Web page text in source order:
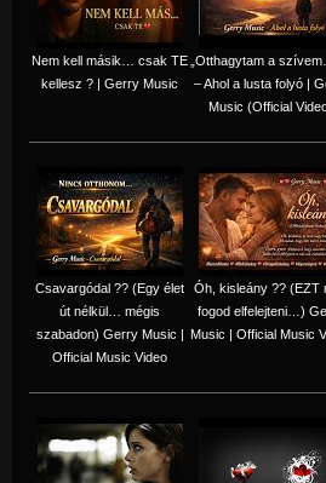
Nem kell másik… csak TE
kellesz ? | Gerry Music
„Otthagytam a
– Ahol a lusta folyó |
Music (Official
Csavargódal ?? (Egy élet
út nélkül… mégis
szabadon) Gerry Music |
Official Music Video
Óh, kisleány ?? (EZT
fogod elfelejteni…)
Music | Official Music